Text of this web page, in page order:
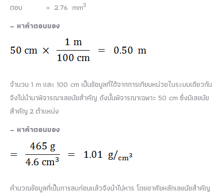
ตอบ = 2.76 mm3
– หาคำตอบของ
จำนวน 1 m และ 100 cm เป็นข้อมูลที่ได้จากการเทียบหน่วยในระบบเดียวกัน
จึงไม่นำมาพิจารณาเลขนัยสำคัญ ดังนั้นพิจารณาเฉพาะ 50 cm ซึ่งมีเลขนัย
สำคัญ 2 ตำแหน่ง
– หาคำตอบของ
คำนวณข้อมูลที่เป็นการลบก่อนแล้วจึงนำไปหาร โดยอาศัยหลักเลขนัยสำคัญ